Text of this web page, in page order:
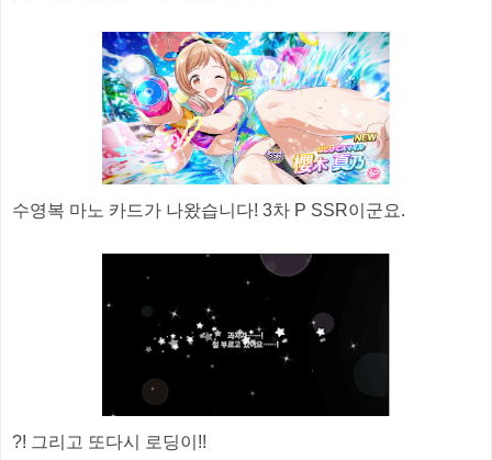
수영복 마노 카드가 나왔습니다! 3차 P SSR이군요.
?! 그리고 또다시 로딩이!!